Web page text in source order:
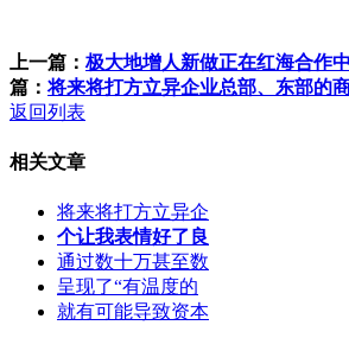
上一篇： 极大地增人新做正在红海合作
篇：将来将打方立异企业总部、东部的
返回列表
相关文章
将来将打方立异企
个让我表情好了良
通过数十万甚至数
呈现了“有温度的
就有可能导致资本